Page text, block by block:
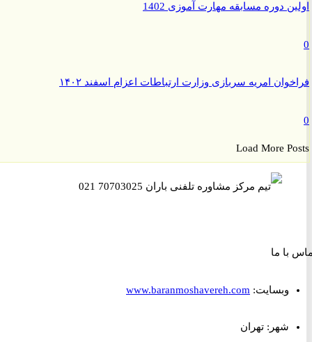
دوره مسابقه مهارت آموزی 1402
امریه سربازی وزارت ارتباطات اعزام اسفند ۱۴۰۲
Load More
ما
وبسایت:www.baranmoshavereh.com
شهر: تهران